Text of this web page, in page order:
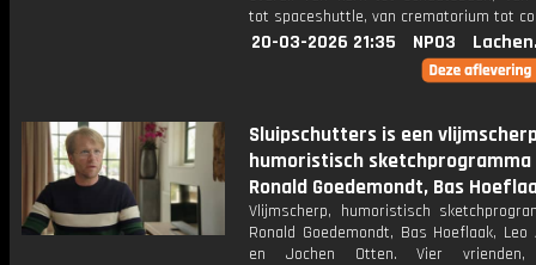
tot spaceshuttle, van crematorium tot
20-03-2026 21:35 NPO3
Sluipschutters is een
humoristisch
Ronald Goedemondt, Bas
Vlijmscherp, humoristisch
Ronald Goedemondt, Bas Hoeflaak, Leo
en Jochen Otten. Vier vrienden,